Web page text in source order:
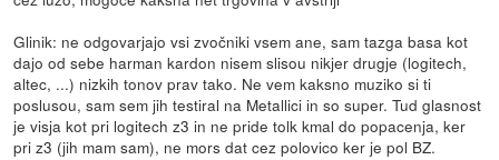
Glinik: ne odgovarjajo vsi zvočniki vsem ane, sam tazga basa kot
dajo od sebe harman kardon nisem slisou nikjer drugje (logitech,
altec, ...) nizkih tonov prav tako. Ne vem kaksno muziko si ti
poslusou, sam sem jih testiral na Metallici in so super. Tud glasnost
je visja kot pri logitech z3 in ne pride tolk kmal do popacenja, ker
pri z3 (jih mam sam), ne mors dat cez polovico ker je pol BZ.